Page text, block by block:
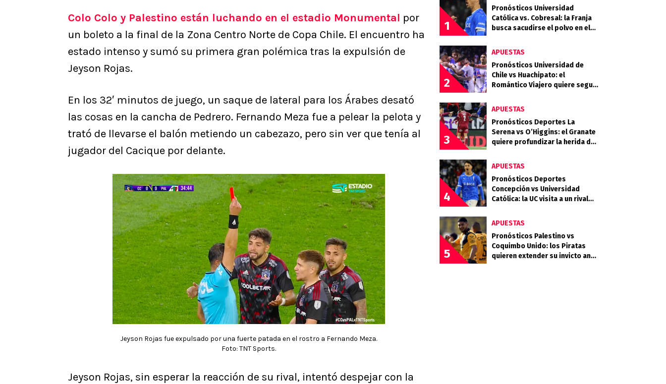
Colo Colo y Palestino están luchando en el estadio Monumental por
un boleto a la final de la Zona Centro Norte de Copa Chile. El encuentro ha
estado intenso y sumó su primera gran polémica tras la expulsión de
Jeyson Rojas.
En los 32′ minutos de juego, un saque de lateral para los Árabes desató
las cosas en la cancha de Pedrero. Fernando Meza fue a pelear la pelota y
trató de llevarse el balón metiendo un cabezazo, pero sin ver que tenía al
jugador del Cacique por delante.
Jeyson Rojas fue expulsado por una fuerte patada en el rostro a Fernando Meza.
Foto: TNT Sports.
Jeyson Rojas, sin esperar la reacción de su rival, intentó despejar con la
1
Pronósticos Universidad
Católica vs. Cobresal: la Franja
busca sacudirse el polvo en el
2
APUESTAS
Pronósticos Universidad de
Chile vs Huachipato: el
Romántico Viajero quiere seguir
3
APUESTAS
Pronósticos Deportes La
Serena vs O’Higgins: el Granate
quiere profundizar la herida del
4
APUESTAS
Pronósticos Deportes
Concepción vs Universidad
Católica: la UC visita a un rival
5
APUESTAS
Pronósticos Palestino vs
Coquimbo Unido: los Piratas
quieren extender su invicto ante